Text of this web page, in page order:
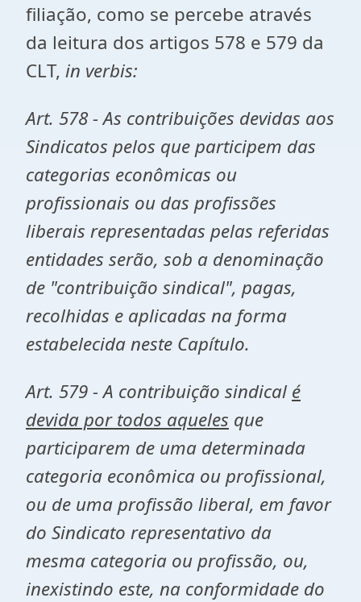
filiação, como se percebe através
da leitura dos artigos 578 e 579 da
CLT, in verbis:
Art. 578 - As contribuições devidas aos
Sindicatos pelos que participem das
categorias econômicas ou
profissionais ou das profissões
liberais representadas pelas referidas
entidades serão, sob a denominação
de "contribuição sindical", pagas,
recolhidas e aplicadas na forma
estabelecida neste Capítulo.
Art. 579 - A contribuição sindical é
devida por todos aqueles que
participarem de uma determinada
categoria econômica ou profissional,
ou de uma profissão liberal, em favor
do Sindicato representativo da
mesma categoria ou profissão, ou,
inexistindo este, na conformidade do